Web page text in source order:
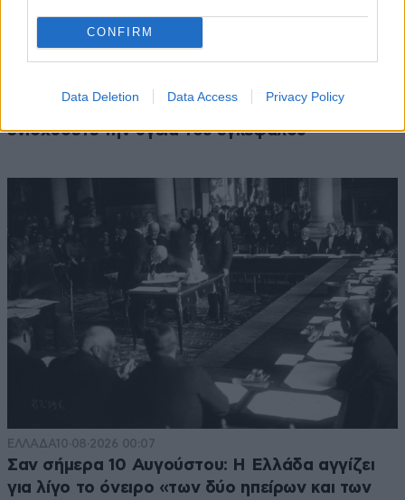
CONFIRM
Data Deletion Data Access Privacy Policy
ΠΡΟΛΗΨΗ & ΘΕΡΑΠΕΙΑ3 ω. πριν
και οι μύες – Νευρολόγος εξηγεί πώς να
ενισχύσετε την υγεία του εγκεφάλου
ΕΛΛΑΔΑ10·08·2026 00:07
Σαν σήμερα 10 Αυγούστου: Η Ελλάδα αγγίζει
για λίγο το όνειρο «των δύο ηπείρων και των